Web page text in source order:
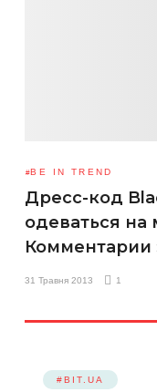
BE IN TREND
Дресс-код
одеваться на
Комментарии
31 Травня 2013 1
#BIT.UA